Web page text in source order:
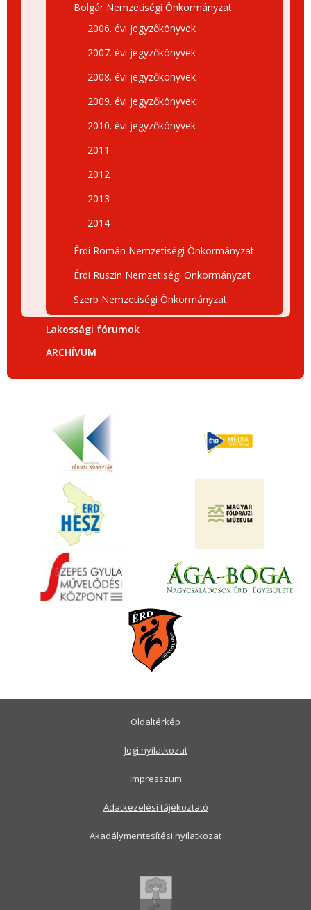
Bolgár Nemzetiségi Önkormányzat
2006. évi jegyzőkönyvek
2007. évi jegyzőkönyvek
2008. évi jegyzőkönyvek
2009. évi jegyzőkönyvek
2010. évi jegyzőkönyvek
2011
2012
2013
2014
Érdi Román Nemzetiségi Önkormányzat
Érdi Ruszin Nemzetiségi Önkormányzat
Szerb Nemzetiségi Önkormányzat
Lakossági fórumok
ARCHÍVUM
Oldaltérkép
Jogi nyilatkozat
Impresszum
Adatkezelési tájékoztató
Akadálymentesítési nyilatkozat